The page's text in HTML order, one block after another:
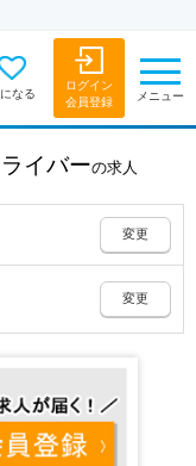
なる
ログイン
会員登録
メニュー
イバーの求人
変更
変更